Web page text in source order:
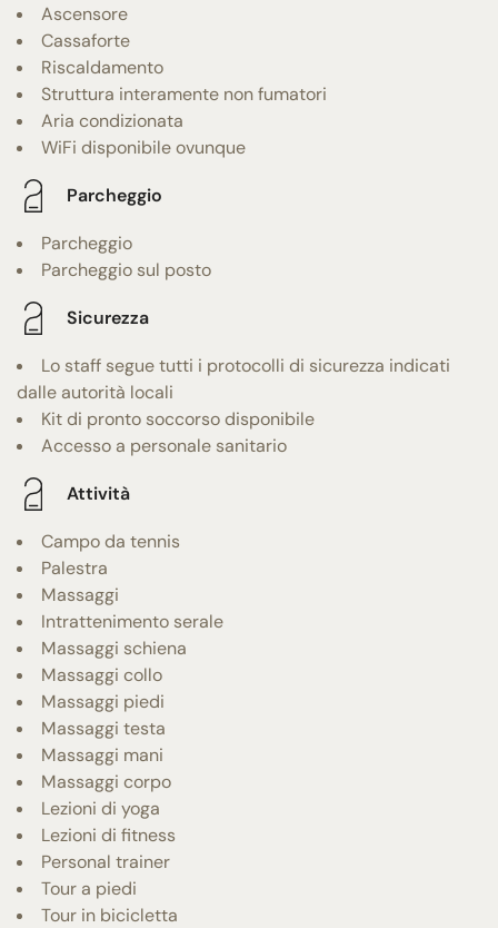
Ascensore
Cassaforte
Riscaldamento
Struttura interamente non fumatori
Aria condizionata
WiFi disponibile ovunque
Parcheggio
Parcheggio
Parcheggio sul posto
Sicurezza
Lo staff segue tutti i protocolli di sicurezza indicati
dalle autorità locali
Kit di pronto soccorso disponibile
Accesso a personale sanitario
Attività
Campo da tennis
Palestra
Massaggi
Intrattenimento serale
Massaggi schiena
Massaggi collo
Massaggi piedi
Massaggi testa
Massaggi mani
Massaggi corpo
Lezioni di yoga
Lezioni di fitness
Personal trainer
Tour a piedi
Tour in bicicletta